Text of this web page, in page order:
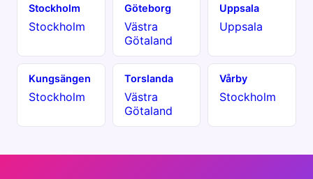
Stockholm
Stockholm
Göteborg
Västra
Götaland
Uppsala
Uppsala
Kungsängen
Stockholm
Torslanda
Västra
Götaland
Vårby
Stockholm